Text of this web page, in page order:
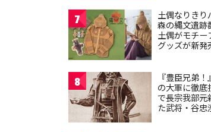
7
土偶なりき
森の縄文遺跡
土偶がモチー
グッズが新発
8
『豊臣兄弟
の大軍に徹底
で長宗我部元
た武将・谷忠